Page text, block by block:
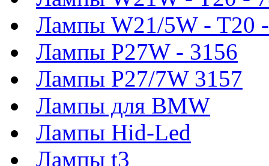
Лампы W21/5W - T20
Лампы P27W - 3156
Лампы P27/7W 3157
Лампы для BMW
Лампы Hid-Led
Лампы t3